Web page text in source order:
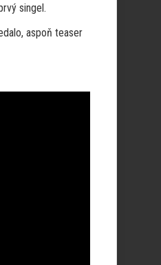
singel.
aspoň teaser